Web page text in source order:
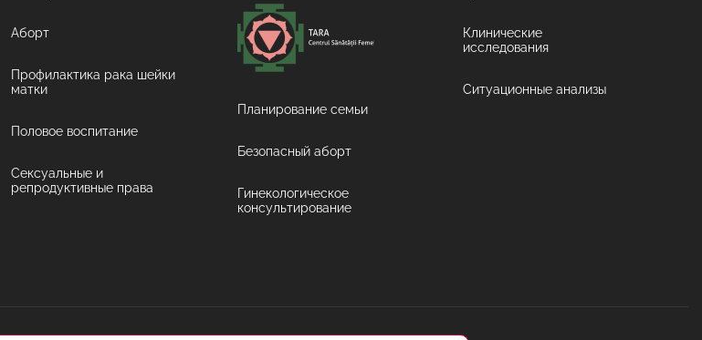
Аборт
Профилактика рака шейки
матки
Половое воспитание
Сексуальные и
репродуктивные права
Планирование семьи
Безопасный аборт
Гинекологическое
консультирование
Клинические
исследования
Ситуационные анализы